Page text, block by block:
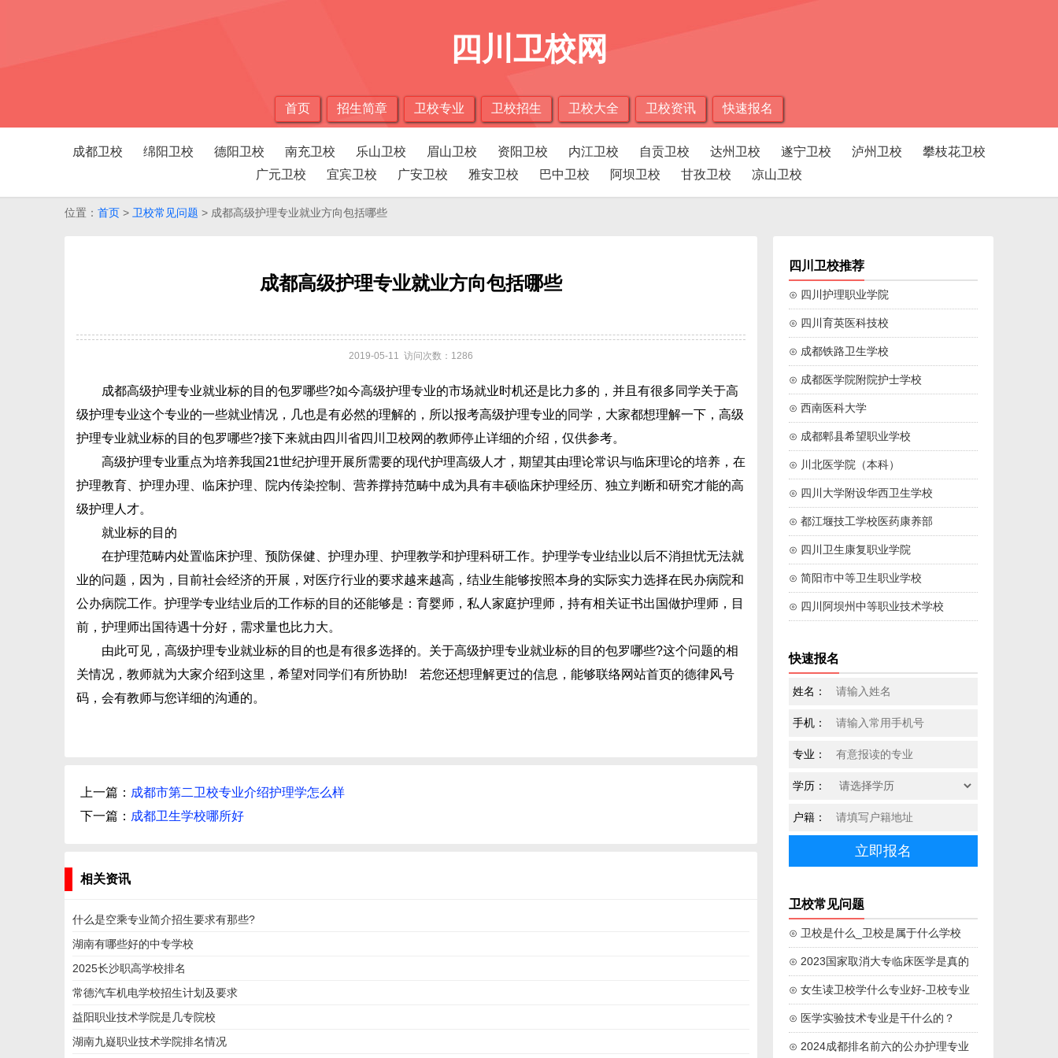
四川卫校网
首页 招生简章 卫校专业 卫校招生 卫校大全 卫校资讯 快速报名
成都卫校 绵阳卫校 德阳卫校 南充卫校 乐山卫校 眉山卫校 资阳卫校 内江卫校 自贡卫校 达州卫校 遂宁卫校 泸州卫校
攀枝花卫校
广元卫校
宜宾卫校 广安卫校 雅安卫校 巴中卫校 阿坝卫校 甘孜卫校 凉山卫校
位置： 首页 > 卫校常见问题 > 成都高级护理专业就业方向包括哪些
成都高级护理专业就业方向包括哪些
2019-05-11 访问次数：1286
成都高级护理专业就业标的目的包罗哪些?如今高级护理专业的市场就业时机还是比力多的，并且有很多同学关于高
级护理专业这个专业的一些就业情况，几也是有必然的理解的，所以报考高级护理专业的同学，大家都想理解一下，高级
护理专业就业标的目的包罗哪些?接下来就由四川省四川卫校网的教师停止详细的介绍，仅供参考。
高级护理专业重点为培养我国21世纪护理开展所需要的现代护理高级人才，期望其由理论常识与临床理论的培养，在
护理教育、护理办理、临床护理、院内传染控制、营养撑持范畴中成为具有丰硕临床护理经历、独立判断和研究才能的高
级护理人才。
就业标的目的
在护理范畴内处置临床护理、预防保健、护理办理、护理教学和护理科研工作。护理学专业结业以后不消担忧无法就
业的问题，因为，目前社会经济的开展，对医疗行业的要求越来越高，结业生能够按照本身的实际实力选择在民办病院和
公办病院工作。护理学专业结业后的工作标的目的还能够是：育婴师，私人家庭护理师，持有相关证书出国做护理师，目
前，护理师出国待遇十分好，需求量也比力大。
由此可见，高级护理专业就业标的目的也是有很多选择的。关于高级护理专业就业标的目的包罗哪些?这个问题的相
关情况，教师就为大家介绍到这里，希望对同学们有所协助! 若您还想理解更过的信息，能够联络网站首页的德律风号
码，会有教师与您详细的沟通的。
上一篇： 成都市第二卫校专业介绍护理学怎么样
下一篇： 成都卫生学校哪所好
相关资讯
什么是空乘专业简介招生要求有那些?
湖南有哪些好的中专学校
2025长沙职高学校排名
常德汽车机电学校招生计划及要求
益阳职业技术学院是几专院校
湖南九嶷职业技术学院排名情况
四川卫校推荐
⊙ 四川护理职业学院
⊙ 四川育英医科技校
⊙ 成都铁路卫生学校
⊙ 成都医学院附院护士学校
⊙ 西南医科大学
⊙ 成都郫县希望职业学校
⊙ 川北医学院（本科）
⊙ 四川大学附设华西卫生学校
⊙ 都江堰技工学校医药康养部
⊙ 四川卫生康复职业学院
⊙ 简阳市中等卫生职业学校
⊙ 四川阿坝州中等职业技术学校
快速报名
姓名：
手机：
专业：
学历：
户籍：
卫校常见问题
⊙ 卫校是什么_卫校是属于什么学校
⊙ 2023国家取消大专临床医学是真的
吗
⊙ 女生读卫校学什么专业好-卫校专业
学校推荐
⊙ 医学实验技术专业是干什么的？
⊙ 2024成都排名前六的公办护理专业